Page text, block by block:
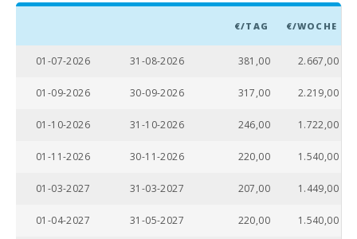
Felsstrand -
Stand Playa de
Strand (m):
Entfernung zu
€/TAG €/WOCHE
01-07-2026 31-08-2026 381,00 2.667,00
01-09-2026 30-09-2026 317,00 2.219,00
01-10-2026 31-10-2026 246,00 1.722,00
01-11-2026 30-11-2026 220,00 1.540,00
01-03-2027 31-03-2027 207,00 1.449,00
01-04-2027 31-05-2027 220,00 1.540,00